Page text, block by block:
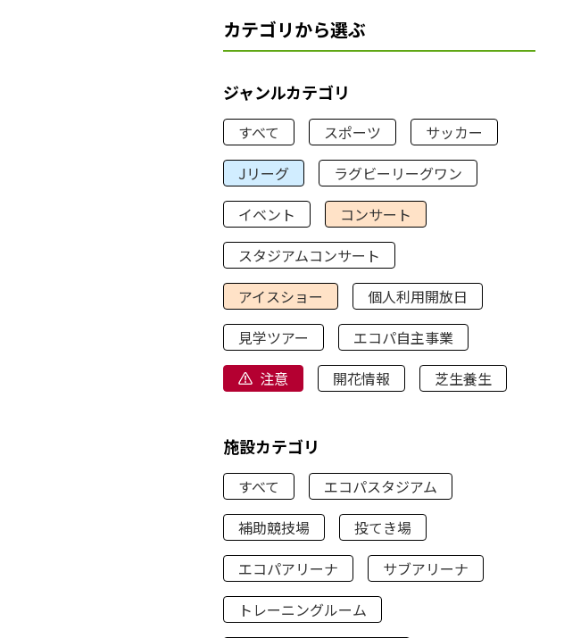
カテゴリから選ぶ
ジャンルカテゴリ
すべて スポーツ
サッカー
Jリーグ
ラグビーリーグワン
イベント
コンサート
スタジアムコンサート
アイスショー
個人利用開放日
見学ツアー
エコパ自主事業
注意
開花情報 芝生養生
施設カテゴリ
すべて
エコパスタジアム
補助競技場
投てき場
エコパアリーナ
サブアリーナ
トレーニングルーム